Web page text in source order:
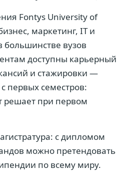
Fontys University of
маркетинг, IT и
вузов
доступны карьерный
и стажировки —
первых семестров:
решает при первом
с дипломом
можно претендовать
по всему миру.